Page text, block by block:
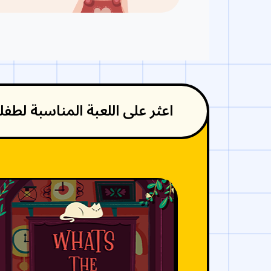
اعثر على اللعبة المناسبة